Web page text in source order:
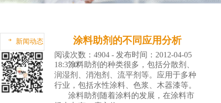
新闻动态 涂料助剂的不同应用分析
阅读次数：4904 - 发布时间：2012-04-05
18:37:07
涂料助剂的种类很多，包括分散剂、
润湿剂、消泡剂、流平剂等。应用于多种
行业，包括水性涂料、色浆、木器漆等。
涂料助剂 随着涂料的发展，在涂料市